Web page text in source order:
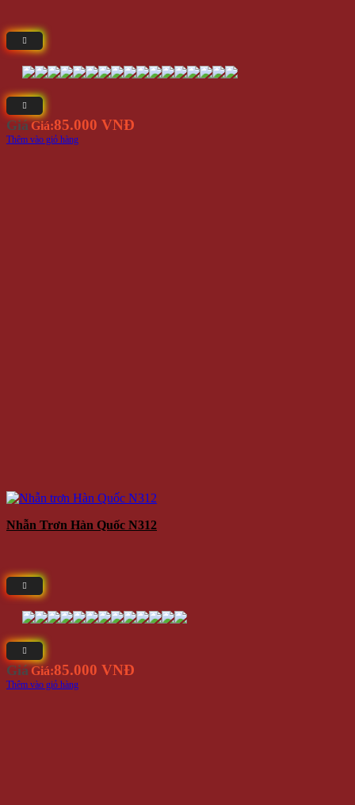
Giá Giá:85.000 VNĐ
Thêm vào giỏ hàng
Nhẫn Trơn Hàn Quốc N312
Giá Giá:85.000 VNĐ
Thêm vào giỏ hàng